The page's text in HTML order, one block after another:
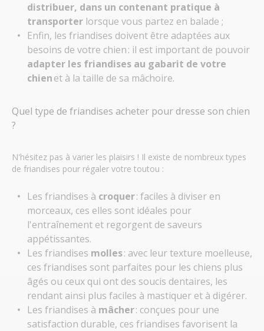
distribuer, dans un contenant pratique à
transporter lorsque vous partez en balade ;
Enfin, les friandises doivent être adaptées aux
besoins de votre chien : il est important de pouvoir
adapter les friandises au gabarit de votre
chienet à la taille de sa mâchoire.
Quel type de friandises acheter pour dresse son chien
?
N'hésitez pas à varier les plaisirs ! Il existe de nombreux types
de friandises pour régaler votre toutou :
Les friandises à croquer: faciles à diviser en
morceaux, ces elles sont idéales pour
l'entraînement et regorgent de saveurs
appétissantes.
Les friandises molles: avec leur texture moelleuse,
ces friandises sont parfaites pour les chiens plus
âgés ou ceux qui ont des soucis dentaires, les
rendant ainsi plus faciles à mastiquer et à digérer.
Les friandises à mâcher: conçues pour une
satisfaction durable, ces friandises favorisent la